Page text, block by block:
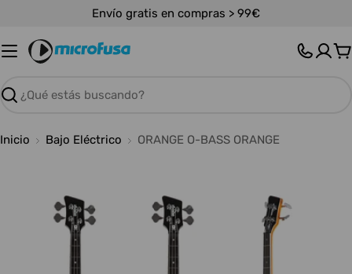
contenido
Envío gratis en compras > 99€
Buscar
Inicio Bajo Eléctrico ORANGE O-BASS ORANGE